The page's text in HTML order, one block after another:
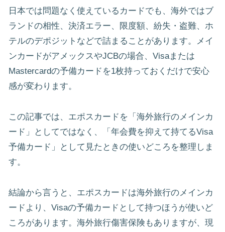
日本では問題なく使えているカードでも、海外ではブ
ランドの相性、決済エラー、限度額、紛失・盗難、ホ
テルのデポジットなどで詰まることがあります。メイ
ンカードがアメックスやJCBの場合、Visaまたは
Mastercardの予備カードを1枚持っておくだけで安心
感が変わります。
この記事では、エポスカードを「海外旅行のメインカ
ード」としてではなく、「年会費を抑えて持てるVisa
予備カード」として見たときの使いどころを整理しま
す。
結論から言うと、エポスカードは海外旅行のメインカ
ードより、Visaの予備カードとして持つほうが使いど
ころがあります。海外旅行傷害保険もありますが、現